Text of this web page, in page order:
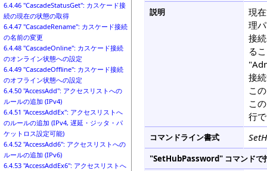
6.4.46 "CascadeStatusGet": カスケード接
続の現在の状態の取得
6.4.47 "CascadeRename": カスケード接続
の名前の変更
6.4.48 "CascadeOnline": カスケード接続
のオンライン状態への設定
6.4.49 "CascadeOffline": カスケード接続
のオフライン状態への設定
6.4.50 "AccessAdd": アクセスリストへの
ルールの追加 (IPv4)
6.4.51 "AccessAddEx": アクセスリストへ
のルールの追加 (IPv4, 遅延・ジッタ・パ
ケットロス設定可能)
6.4.52 "AccessAdd6": アクセスリストへの
ルールの追加 (IPv6)
6.4.53 "AccessAddEx6": アクセスリストへ
説明
現
理
接
る
接
こ
こ
行
コマンドライン書式
"SetHubPassword" コマンドで